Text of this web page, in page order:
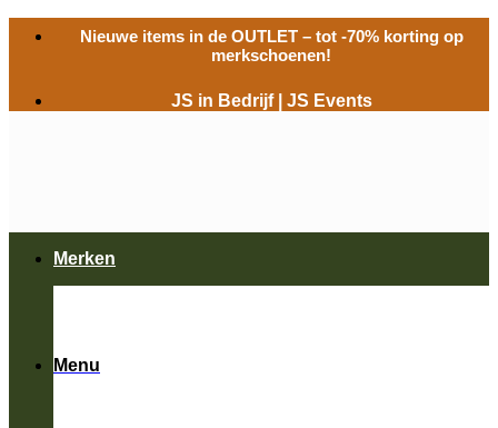
naar
Nieuwe items in de OUTLET– tot -70% korting op
merkschoenen!
JS in Bedrijf JS Events
Menu
Merken